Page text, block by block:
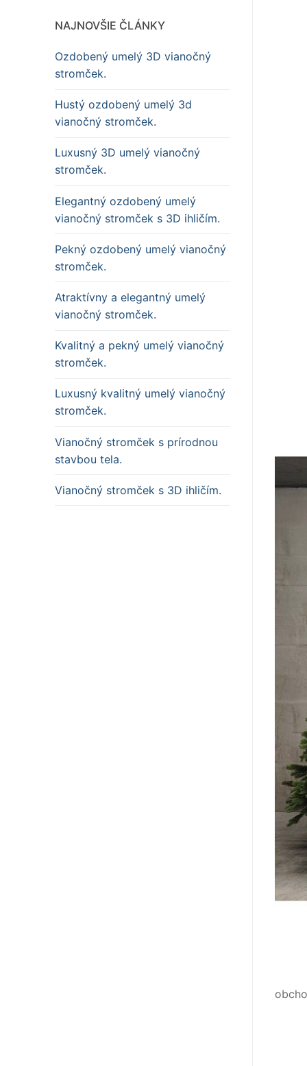
NAJNOVŠIE ČLÁNKY
Ozdobený umelý 3D vianočný
stromček.
Hustý ozdobený umelý 3d
vianočný stromček.
Luxusný 3D umelý vianočný
stromček.
Elegantný ozdobený umelý
vianočný stromček s 3D ihličím.
Pekný ozdobený umelý vianočný
stromček.
Atraktívny a elegantný umelý
vianočný stromček.
Kvalitný a pekný umelý vianočný
stromček.
Luxusný kvalitný umelý vianočný
stromček.
Vianočný stromček s prírodnou
stavbou tela.
Vianočný stromček s 3D ihličím.